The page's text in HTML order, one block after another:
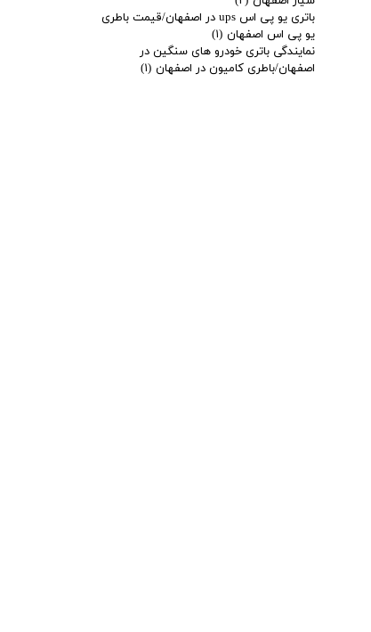
باتری یو پی اس ups در اصفهان/قیمت باطری
یو پی اس اصفهان (۱)
نمایندگی باتری خودرو های سنگین در
اصفهان/باطری کامیون در اصفهان (۱)